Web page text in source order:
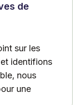
de
sur les
identifions
nous
une